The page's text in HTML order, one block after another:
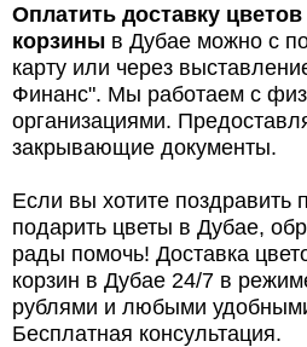
Оплатить доставку цветов
корзины в Дубае можно с
карту или через
Финанс". Мы работаем с
организациями.
закрывающие документы.
Если вы хотите поздравить
подарить цветы в Дубае,
рады помочь! Доставка
корзин в Дубае 24/7 в
рублями и любыми
Бесплатная консультация.